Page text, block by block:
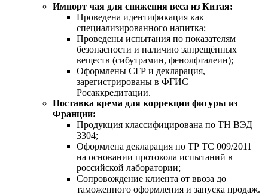
Импорт чая для снижения веса из Китая:
Проведена идентификация как
специализированного напитка;
Проведены испытания по показателям
безопасности и наличию запрещённых
веществ (сибутрамин, фенолфталеин);
Оформлены СГР и декларация,
зарегистрированы в ФГИС
Росаккредитации.
Поставка крема для коррекции фигуры из
Франции:
Продукция классифицирована по ТН ВЭД
3304;
Оформлена декларация по ТР ТС 009/2011
на основании протокола испытаний в
российской лаборатории;
Сопровождение клиента от ввоза до
таможенного оформления и запуска продаж.